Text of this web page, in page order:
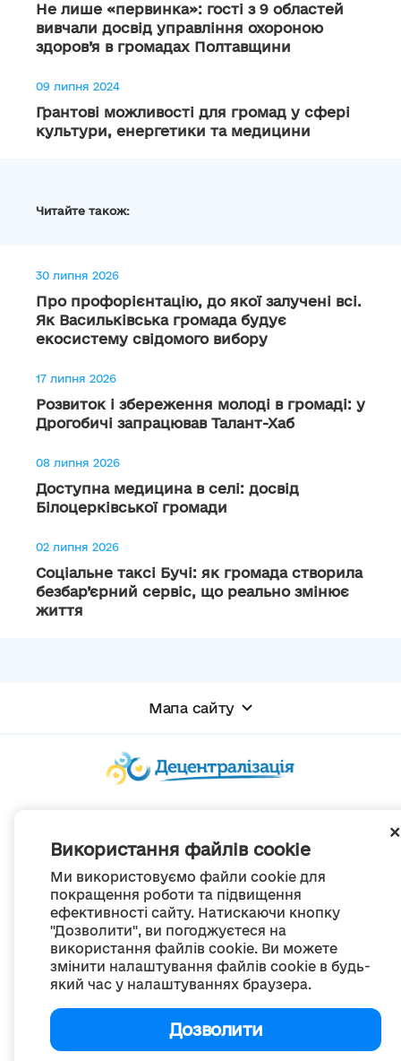
Використання файлів cookie
Ми використовуємо файли cookie для
покращення роботи та підвищення
ефективності сайту. Натискаючи кнопку
"Дозволити", ви погоджуєтеся на
використання файлів cookie. Ви можете
змінити налаштування файлів cookie в будь-
який час у налаштуваннях браузера.
Дозволити
Не лише «первинка»: гості з 9 областей
вивчали досвід управління охороною
здоров’я в громадах Полтавщини
09 липня 2024
Грантові можливості для громад у сфері
культури, енергетики та медицини
Читайте також:
30 липня 2026
Про профорієнтацію, до якої залучені всі.
Як Васильківська громада будує
екосистему свідомого вибору
17 липня 2026
Розвиток і збереження молоді в громаді: у
Дрогобичі запрацював Талант-Хаб
08 липня 2026
Доступна медицина в селі: досвід
Білоцерківської громади
02 липня 2026
Соціальне таксі Бучі: як громада створила
безбар’єрний сервіс, що реально змінює
життя
Мапа сайту
самоврядування
та територіальної організації влади в Україні.
Створення та наповнення - ГО «Портал «Децентралізація»
Весь контент доступний за ліцензією
Creative Commons Attribution 4.0 International license,
якщо не зазначено інше